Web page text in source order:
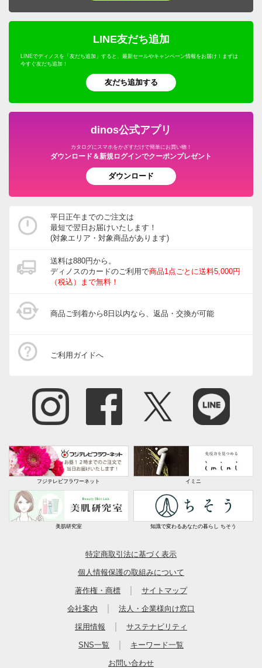
LINE友だち追加
LINEでディノスを「友だち追加」すると、最新セールやキャンペーン情報をお届け！まずは
今すぐ友だち追加！
友だち追加する
dinos公式アプリ
カタログにスマホをかざすだけで簡単にお買い物！
ダウンロード＆新規ログインでクーポンプレゼント
ダウンロード
平日正午までのご注文は
最短で翌日お届けいたします！
(対象エリア・対象商品があります)
送料は880円から。
ディノスのカードのご利用で商品1点ごとに送料5,000円
（税込）まで無料！
商品ご到着から8日以内なら、返品・交換が可能
ご利用ガイドへ
フジテレビフラワーネット イミニ
美肌研究室 知識で変わるあなたの暮らし ちそう
特定商取引法に基づく表示
個人情報保護の取組みについて
著作権・商標 サイトマップ
会社案内 法人・企業様向け窓口
採用情報 サステナビリティ
SNS一覧 キーワード一覧
お問い合わせ